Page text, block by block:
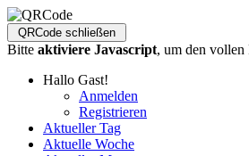
Bitte aktiviere Javascript, um den vollen
Hallo Gast!
Anmelden
Registrieren
Aktueller Tag
Aktuelle Woche